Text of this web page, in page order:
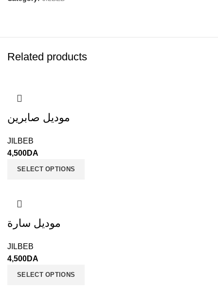
Related products
موديل صابرين
JILBEB
4,500DA
SELECT OPTIONS
موديل سارة
JILBEB
4,500DA
SELECT OPTIONS